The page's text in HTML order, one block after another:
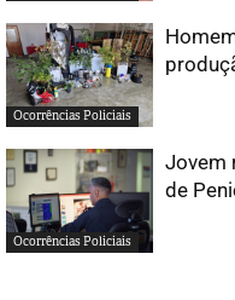
Ocorrências Policiais
Ocorrências Policiais
Jovem
de